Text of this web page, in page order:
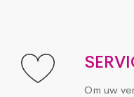
Om uw